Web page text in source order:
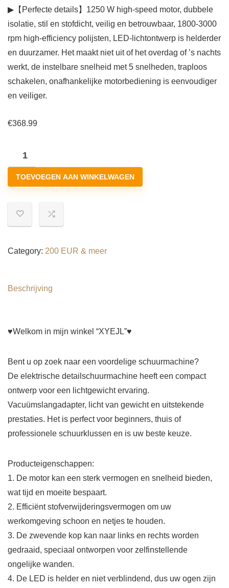
▶【Perfecte details】1250 W high-speed motor, dubbele
isolatie, stil en stofdicht, veilig en betrouwbaar, 1800-3000
rpm high-efficiency polijsten, LED-lichtontwerp is helderder
en duurzamer. Het maakt niet uit of het overdag of ’s nachts
werkt, de instelbare snelheid met 5 snelheden, traploos
schakelen, onafhankelijke motorbediening is eenvoudiger
en veiliger.
€368.99
Elektrische
Gipsplaatschuurmachine,Opvouwbare
Wandschuurmachine
hoeveelheid
TOEVOEGEN AAN WINKELWAGEN
Category: 200 EUR & meer
Beschrijving
♥Welkom in mijn winkel “XYEJL”♥
Bent u op zoek naar een voordelige schuurmachine?
De elektrische detailschuurmachine heeft een compact
ontwerp voor een lichtgewicht ervaring.
Vacuümslangadapter, licht van gewicht en uitstekende
prestaties. Het is perfect voor beginners, thuis of
professionele schuurklussen en is uw beste keuze.
Producteigenschappen:
1. De motor kan een sterk vermogen en snelheid bieden,
wat tijd en moeite bespaart.
2. Efficiënt stofverwijderingsvermogen om uw
werkomgeving schoon en netjes te houden.
3. De zwevende kop kan naar links en rechts worden
gedraaid, speciaal ontworpen voor zelfinstellende
ongelijke wanden.
4. De LED is helder en niet verblindend, dus uw ogen zijn